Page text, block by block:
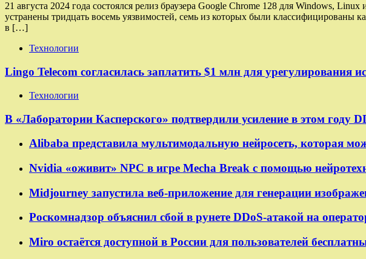
21 августа 2024 года состоялся релиз браузера Google Chrome 128 для Windows,
устранены тридцать восемь уязвимостей, семь из которых были
в […]
Технологии
Lingo Telecom согласилась заплатить $1 млн для урегулирования
Технологии
В «Лаборатории Касперского» подтвердили усиление в этом году
Alibaba представила мультимодальную нейросеть, которая
Nvidia «оживит» NPC в игре Mecha Break с помощью
Midjourney запустила веб-приложение для генерации
Роскомнадзор объяснил сбой в рунете DDoS-атакой на
Miro остаётся доступной в России для пользователей